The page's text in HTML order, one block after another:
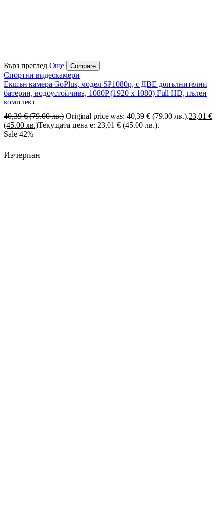
Бърз преглед Още Compare
Спортни видеокамери
Екшън камера GoPlus, модел SP1080p, с ДВЕ допълнителни
батерии, водоустойчива, 1080P (1920 х 1080) Full HD, пълен
комплект
40,39€ (79.00 лв.) Original price was: 40,39 € (79.00 лв.).23,01 €
(45.00 лв.)Текущата цена е: 23,01 € (45.00 лв.).
Sale 42%
Изчерпан